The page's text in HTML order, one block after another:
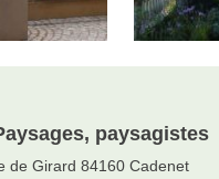
paysagistes
de Girard 84160 Cadenet